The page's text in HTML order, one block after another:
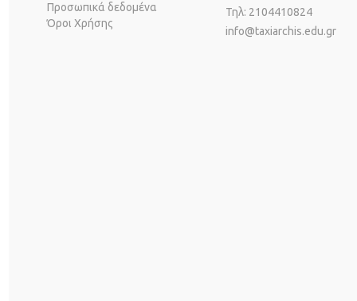
Προσωπικά δεδομένα
Όροι Χρήσης
Τηλ: 2104410824
info@taxiarchis.edu.gr